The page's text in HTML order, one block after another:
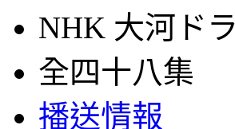
NHK 大河ド
全四十八集
播送情報